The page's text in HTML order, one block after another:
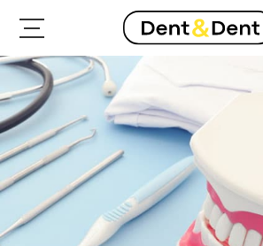
Operatoria dental
Endodoncia
Prótesis dental
Periodoncia
Odontología estética